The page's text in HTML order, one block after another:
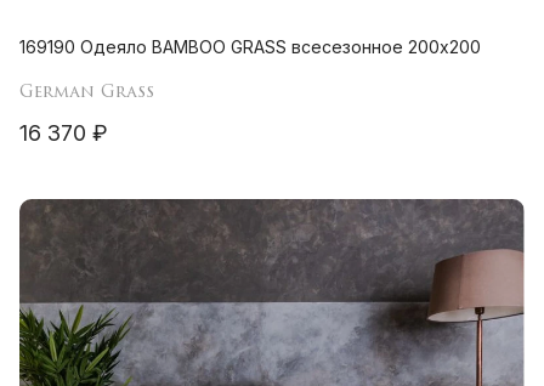
169190 Одеяло BAMBOO GRASS всесезонное 200х200
German Grass
16 370 ₽